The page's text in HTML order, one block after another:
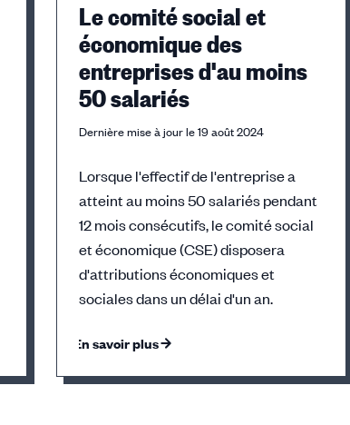
Le comité social et
économique des
entreprises d'au moins
50 salariés
Dernière mise à jour le 19 août 2024
Lorsque l'effectif de l'entreprise a
atteint au moins 50 salariés pendant
12 mois consécutifs, le comité social
et économique (CSE) disposera
d'attributions économiques et
sociales dans un délai d'un an.
En savoir plus